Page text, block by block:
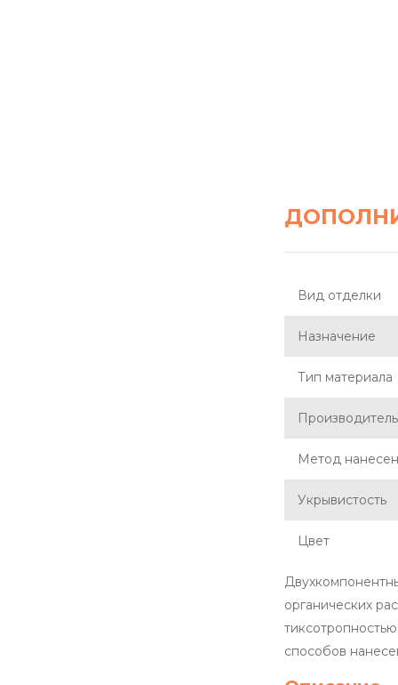
Вид отделки
Назначение
Тип материала
Производитель
Метод
Укрывистость
Цвет
органических
способов